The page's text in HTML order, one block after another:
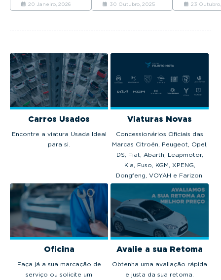
automóveis novos
venderam em
20 Janeiro, 2026
conforto
excecional,
30 Outubro, 2025
Mundo FIA
Fórmula E.
23
Carros Usados
Encontre a viatura Usada Ideal
para si.
Viaturas Novas
Concessionários Oficiais das
Marcas Citroën, Peugeot, Opel,
DS, Fiat, Abarth, Leapmotor,
Kia, Fuso, KGM, XPENG,
Dongfeng, VOYAH e Farizon.
Oficina
Faça já a sua marcação de
serviço ou solicite um
Avalie a sua Retoma
Obtenha uma avaliação rápida
e justa da sua retoma.